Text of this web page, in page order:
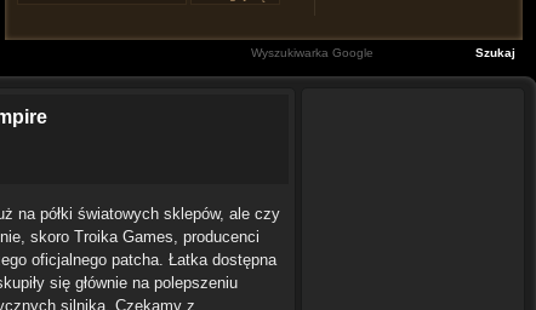
na półki światowych sklepów, ale czy
skoro Troika Games, producenci
oficjalnego patcha. Łatka dostępna
się głównie na polepszeniu
silnika. Czekamy z